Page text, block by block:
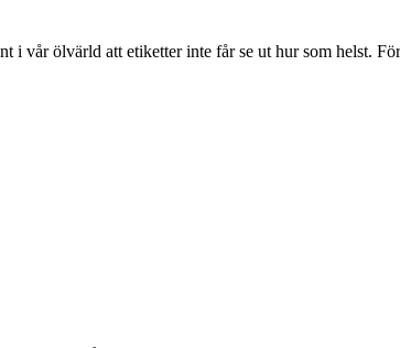
vår ölvärld att etiketter inte får se ut hur som helst.